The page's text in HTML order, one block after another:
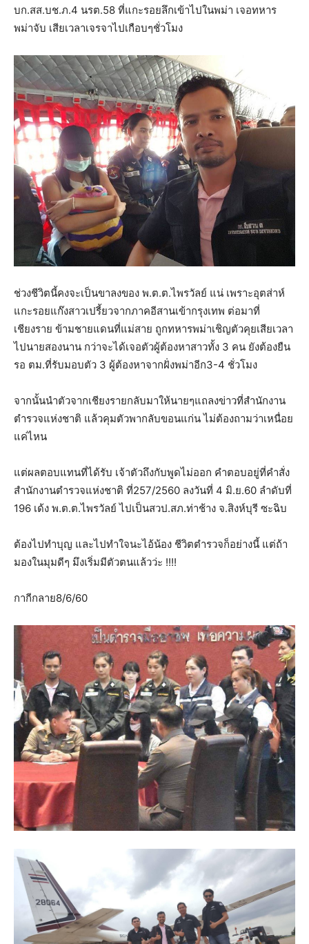
บก.สส.บช.ภ.4 นรต.58 ที่แกะรอยลึกเข้าไปในพม่า เจอทหาร
พม่าจับ เสียเวลาเจรจาไปเกือบๆชั่วโมง
ช่วงชีวิตนี้คงจะเป็นขาลงของ พ.ต.ต.ไพรวัลย์ แน่ เพราะอุตส่าห์
แกะรอยแก๊งสาวเปรี้ยวจากภาคอีสานเข้ากรุงเทพ ต่อมาที่
เชียงราย ข้ามชายแดนที่แม่สาย ถูกทหารพม่าเชิญตัวคุยเสียเวลา
ไปนายสองนาน กว่าจะได้เจอตัวผู้ต้องหาสาวทั้ง 3 คน ยังต้องยืน
รอ ตม.ที่รับมอบตัว 3 ผู้ต้องหาจากฝั่งพม่าอีก3-4 ชั่วโมง
จากนั้นนำตัวจากเชียงรายกลับมาให้นายๆแถลงข่าวที่สำนักงาน
ตำรวจแห่งชาติ แล้วคุมตัวพากลับขอนแก่น ไม่ต้องถามว่าเหนื่อย
แค่ไหน
แต่ผลตอบแทนที่ได้รับ เจ้าตัวถึงกับพูดไม่ออก คำตอบอยู่ที่คำสั่ง
สำนักงานตำรวจแห่งชาติ ที่257/2560 ลงวันที่ 4 มิ.ย.60 ลำดับที่
196 เด้ง พ.ต.ต.ไพรวัลย์ ไปเป็นสวป.สภ.ท่าช้าง จ.สิงห์บุรี ซะฉิบ
ต้องไปทำบุญ และไปทำใจนะไอ้น้อง ชีวิตตำรวจก็อย่างนี้ แต่ถ้า
มองในมุมดีๆ มึงเริ่มมีตัวตนแล้วว่ะ !!!!
กากีกลาย8/6/60